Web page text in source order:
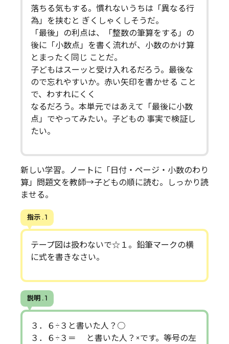
落ちる気もする。慣れないうちは「異なる行
為」を挟むと ぎくしゃくしそうだ。
「最後」の利点は、「整数の筆算をする」の
後に「小数点」を書く流れが、小数のかけ算
とまったく同じ ことだ。
子どもはスーッと受け入れるだろう。最後な
ので忘れやすいか。赤い矢印を書かせる こと
で、わすれにくく
なるだろう。本単元ではあえて「最後に小数
点」でやってみたい。子どもの 事実で検証し
たい。
新しい学習。ノートに「日付・ページ・小数のわり
算」問題文を教師→子どもの順に読む。しっかり読
ませる。
指示 . 1
テープ図は扱わないで☆１。鉛筆マークの横
に式を書きなさい。
説明 . 1
３．６÷３と書いた人？○
３．６÷３＝ と書いた人？×です。等号の左